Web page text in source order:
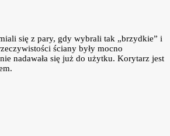
się z pary, gdy wybrali tak „brzydkie” i
ściany były mocno
nadawała się już do użytku. Korytarz jest